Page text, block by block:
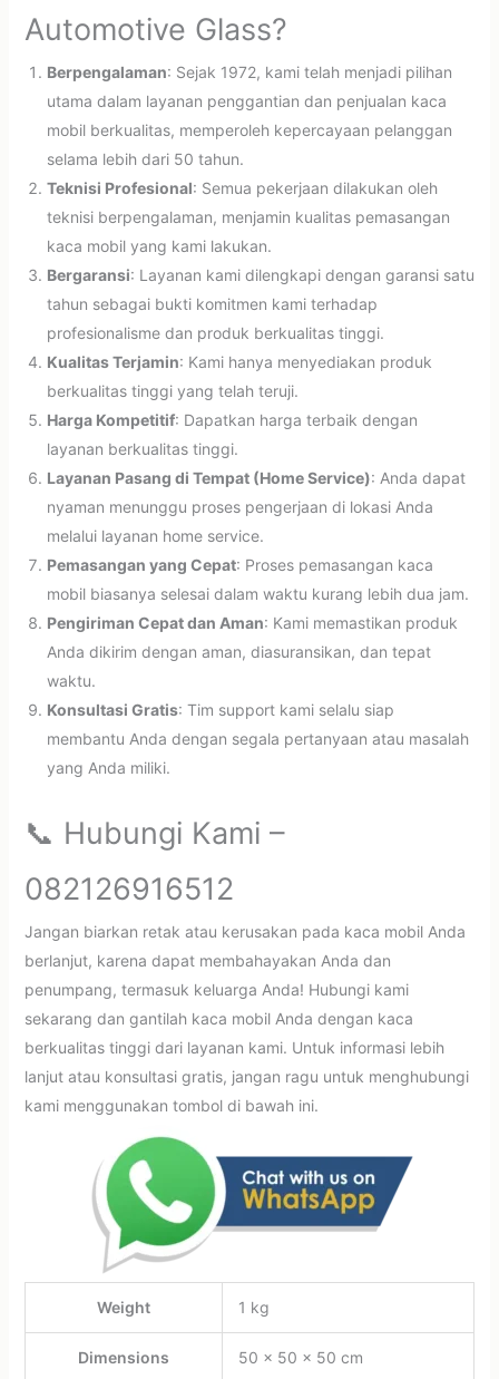
Automotive Glass?
Berpengalaman: Sejak 1972, kami telah menjadi pilihan
utama dalam layanan penggantian dan penjualan kaca
mobil berkualitas, memperoleh kepercayaan pelanggan
selama lebih dari 50 tahun.
Teknisi Profesional: Semua pekerjaan dilakukan oleh
teknisi berpengalaman, menjamin kualitas pemasangan
kaca mobil yang kami lakukan.
Bergaransi: Layanan kami dilengkapi dengan garansi satu
tahun sebagai bukti komitmen kami terhadap
profesionalisme dan produk berkualitas tinggi.
Kualitas Terjamin: Kami hanya menyediakan produk
berkualitas tinggi yang telah teruji.
Harga Kompetitif: Dapatkan harga terbaik dengan
layanan berkualitas tinggi.
Layanan Pasang di Tempat (Home Service): Anda dapat
nyaman menunggu proses pengerjaan di lokasi Anda
melalui layanan home service.
Pemasangan yang Cepat: Proses pemasangan kaca
mobil biasanya selesai dalam waktu kurang lebih dua jam.
Pengiriman Cepat dan Aman: Kami memastikan produk
Anda dikirim dengan aman, diasuransikan, dan tepat
waktu.
Konsultasi Gratis: Tim support kami selalu siap
membantu Anda dengan segala pertanyaan atau masalah
yang Anda miliki.
📞 Hubungi Kami –
082126916512
Jangan biarkan retak atau kerusakan pada kaca mobil Anda
berlanjut, karena dapat membahayakan Anda dan
penumpang, termasuk keluarga Anda! Hubungi kami
sekarang dan gantilah kaca mobil Anda dengan kaca
berkualitas tinggi dari layanan kami. Untuk informasi lebih
lanjut atau konsultasi gratis, jangan ragu untuk menghubungi
kami menggunakan tombol di bawah ini.
Weight 1 kg
Dimensions 50 × 50 × 50 cm